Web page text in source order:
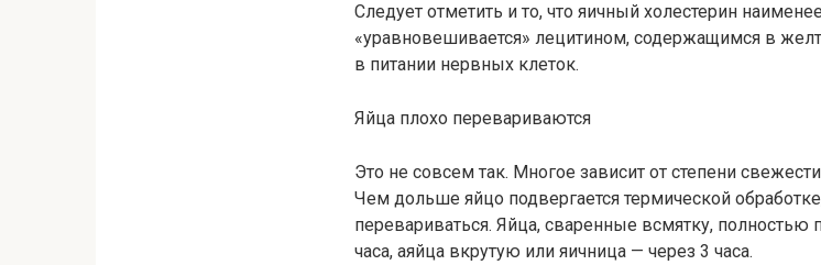
Следует отметить и то, что яичный холестерин
«уравновешивается» лецитином, содержащимся в
в питании нервных клеток.
Яйца плохо перевариваются
Это не совсем так. Многое зависит от степени
Чем дольше яйцо подвергается термической
перевариваться. Яйца, сваренные всмятку, полностью
часа, аяйца вкрутую или яичница — через 3 часа.